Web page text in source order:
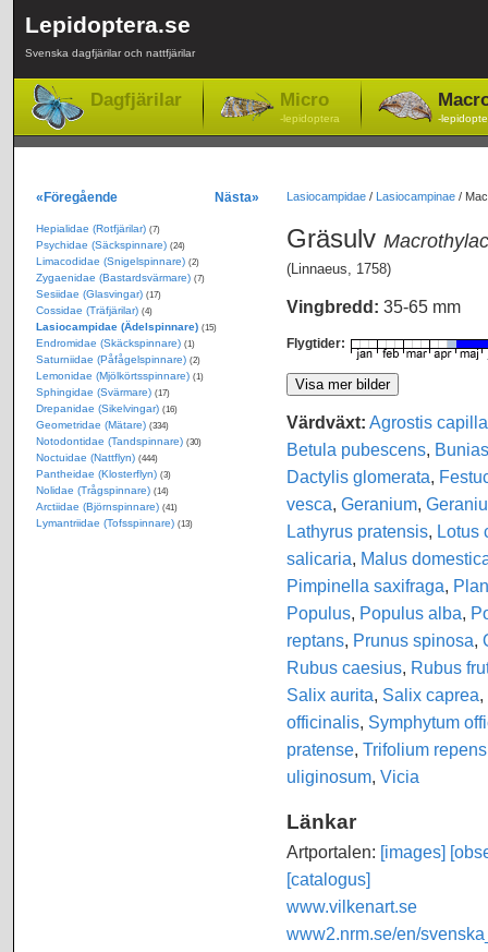
Lepidoptera.se
Svenska dagfjärilar och nattfjärilar
Dagfjärilar Micro
-lepidoptera -
Lasiocampidae/ Lasiocampinae/
Gräsulv
(Linnaeus, 1758)
Vingbredd: 35-65 mm
Flygtider:
Värdväxt: Agrostis
Betula pubescens,
Dactylis glomerata,
vesca, Geranium,
Lathyrus pratensis, Lotus
salicaria, Malus
Pimpinella saxifraga,
Populus, Populus alba,
reptans, Prunus spinosa,
Rubus caesius, Rubus
Salix aurita, Salix caprea,
officinalis, Symphytum
pratense, Trifolium repens
uliginosum, Vicia
Länkar
Artportalen: [images]
[catalogus]
www.vilkenart.se
www2.nrm.se/en/
«Föregående Nästa»
Hepialidae (Rotfjärilar) (7)
Psychidae (Säckspinnare) (24)
Limacodidae (Snigelspinnare) (2)
Zygaenidae (Bastardsvärmare) (7)
Sesiidae (Glasvingar) (17)
Cossidae (Träfjärilar) (4)
Lasiocampidae (Ädelspinnare) (15)
Endromidae (Skäckspinnare) (1)
Saturniidae (Påfågelspinnare) (2)
Lemonidae (Mjölkörtsspinnare) (1)
Sphingidae (Svärmare) (17)
Drepanidae (Sikelvingar) (16)
Geometridae (Mätare) (334)
Notodontidae (Tandspinnare) (30)
Noctuidae (Nattflyn) (444)
Pantheidae (Klosterflyn) (3)
Nolidae (Trågspinnare) (14)
Arctiidae (Björnspinnare) (41)
Lymantriidae (Tofsspinnare) (13)